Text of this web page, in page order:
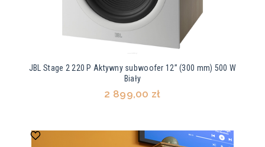
JBL Stage 2 220 P Aktywny subwoofer 12” (300 mm) 500 W
Biały
2 899,00 zł